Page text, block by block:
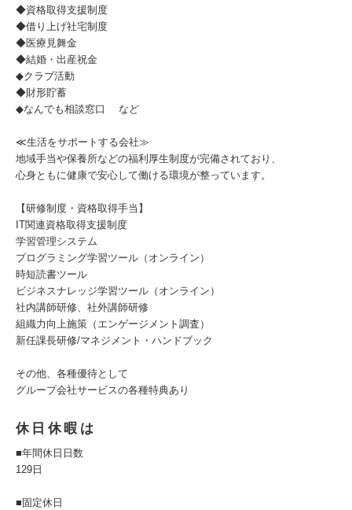
◆資格取得支援制度
◆借り上げ社宅制度
◆医療見舞金
◆結婚・出産祝金
◆クラブ活動
◆財形貯蓄
◆なんでも相談窓口 など
≪生活をサポートする会社≫
地域手当や保養所などの福利厚生制度が完備されており、
心身ともに健康で安心して働ける環境が整っています。
【研修制度・資格取得手当】
IT関連資格取得支援制度
学習管理システム
プログラミング学習ツール（オンライン）
時短読書ツール
ビジネスナレッジ学習ツール（オンライン）
社内講師研修、社外講師研修
組織力向上施策（エンゲージメント調査）
新任課長研修/マネジメント・ハンドブック
その他、各種優待として
グループ会社サービスの各種特典あり
休日休暇は
■年間休日日数
129日
■固定休日